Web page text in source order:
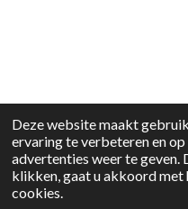
Deze website maakt
ervaring te verbeteren en
advertenties weer te geven.
klikken, gaat u akkoord met
cookies.
© 2024 - 2026
Powered by